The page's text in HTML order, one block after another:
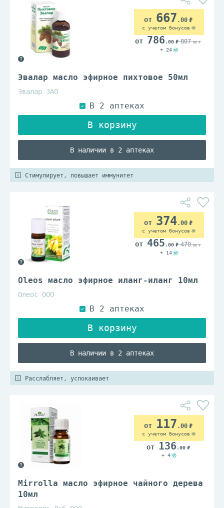
Эвалар масло эфирное пихтовое 50мл
Эвалар ЗАО
В наличии в 2 аптеках
667 .00
с учетом бонусов
786 .00 807.00
+ 24
Стимулирует, повышает иммунитет
Oleos масло эфирное иланг-иланг 10мл
Олеос ООО
В наличии в 2 аптеках
374.00
с учетом бонусов
465 .00 478.00
+ 14
Расслабляет, успокаивает
Mirrolla масло эфирное чайного дерева
10мл
117 .00
с учетом бонусов
136 .00
+ 4